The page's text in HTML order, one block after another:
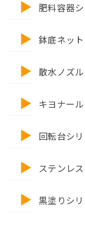
肥料容器
鉢底ネッ
散水ノズ
キヨナー
回転台シ
ステンレ
黒塗りシ